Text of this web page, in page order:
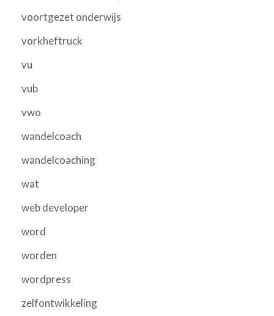
voortgezet onderwijs
vorkheftruck
vu
vub
vwo
wandelcoach
wandelcoaching
wat
web developer
word
worden
wordpress
zelfontwikkeling